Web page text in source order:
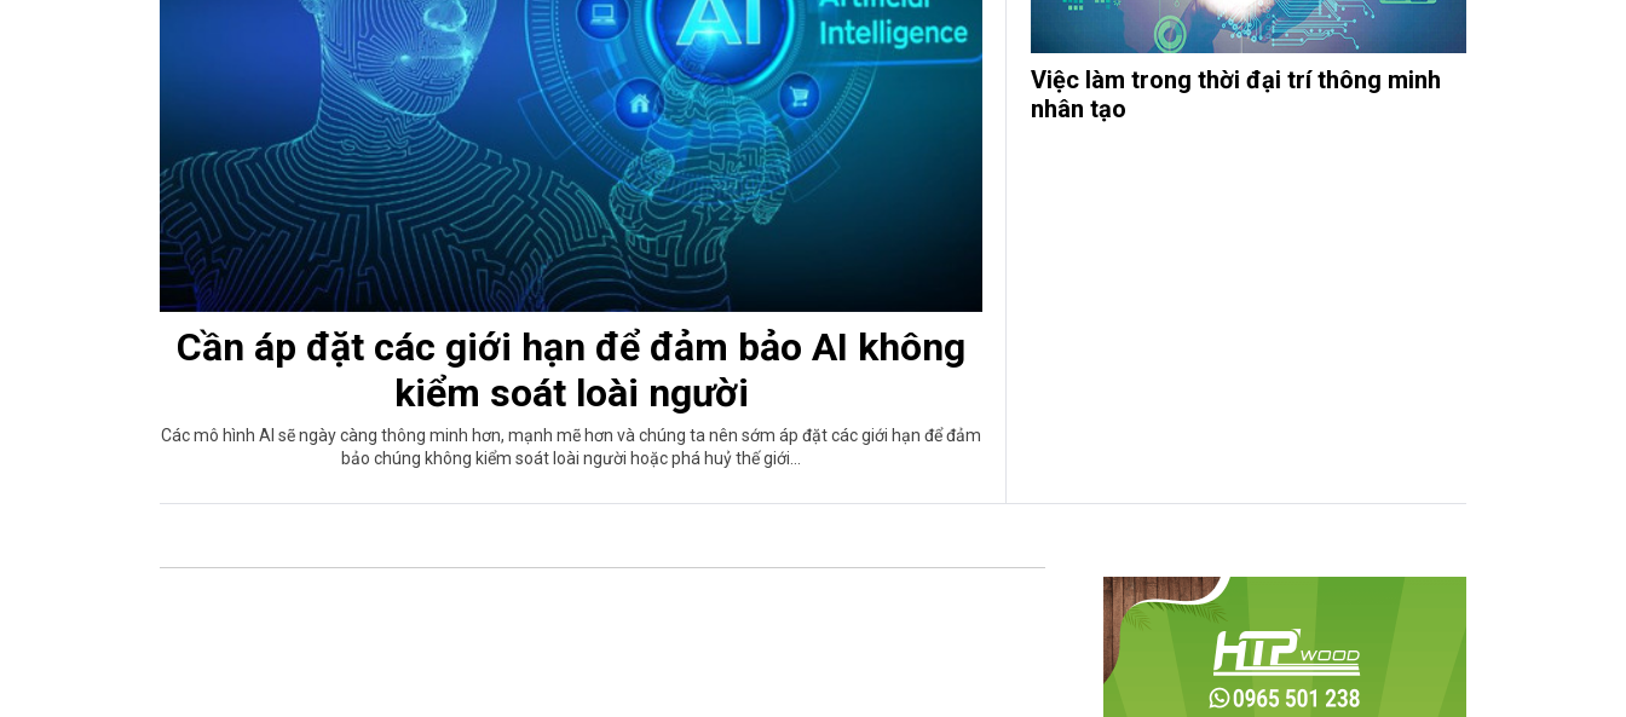
Cần áp đặt các giới hạn để đảm bảo AI không
kiểm soát loài người
Các mô hình AI sẽ ngày càng thông minh hơn, mạnh mẽ hơn và chúng ta nên sớm áp đặt các giới hạn để đảm
bảo chúng không kiểm soát loài người hoặc phá huỷ thế giới...
Việc làm trong thời đại trí thông minh
nhân tạo